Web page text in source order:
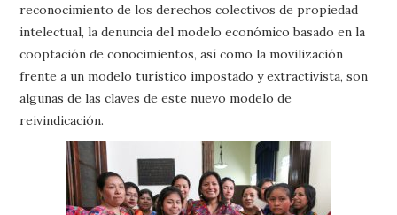
reconocimiento de los derechos colectivos de propiedad
intelectual, la denuncia del modelo económico basado en la
cooptación de conocimientos, así como la movilización
frente a un modelo turístico impostado y extractivista, son
algunas de las claves de este nuevo modelo de
reivindicación.